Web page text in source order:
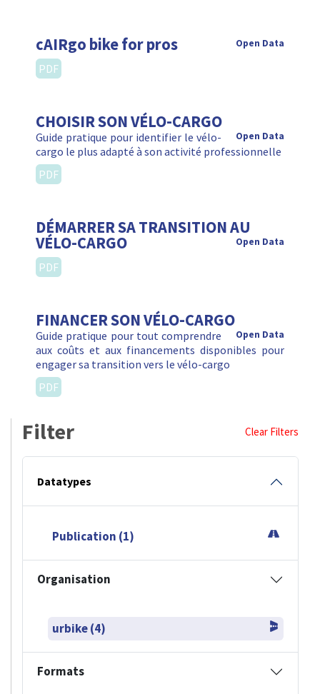
cAIRgo bike for pros Open Data
PDF
CHOISIR SON VÉLO-CARGO
Open Data
Guide pratique pour identifier le vélo-
cargo le plus adapté à son activité professionnelle
PDF
DÉMARRER SA TRANSITION AU
VÉLO-CARGO Open Data
PDF
FINANCER SON VÉLO-CARGO
Open Data
Guide pratique pour tout comprendre
aux coûts et aux financements disponibles pour
engager sa transition vers le vélo-cargo
PDF
Filter Clear Filters
Datatypes
Publication (1)
Organisation
urbike (4)
Formats